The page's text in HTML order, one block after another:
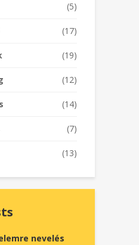
(5)
(17)
(19)
(12)
(14)
(7)
(13)
nevelés